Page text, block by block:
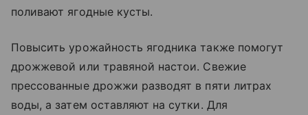
поливают ягодные кусты.
Повысить урожайность ягодника также помогут
дрожжевой или травяной настои. Свежие
прессованные дрожжи разводят в пяти литрах
воды, а затем оставляют на сутки. Для